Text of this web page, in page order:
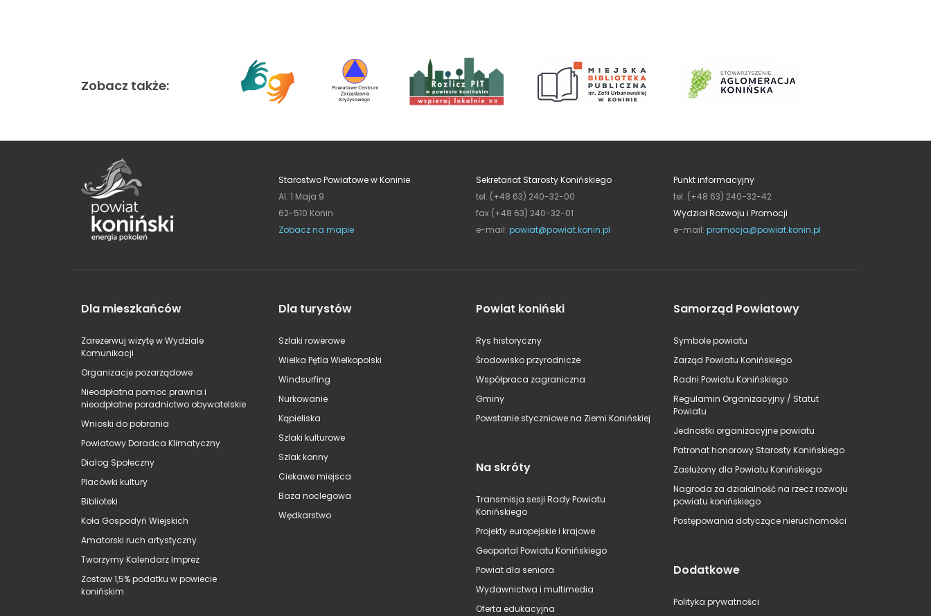
Zobacz także:
Starostwo Powiatowe w Koninie
Al. 1 Maja 9
62-510 Konin
Zobacz na mapie
Sekretariat Starosty Konińskiego
tel. (+48 63) 240-32-00
fax (+48 63) 240-32-01
e-mail: powiat@powiat.konin.pl
Punkt informacyjny
tel. (+48 63) 240-32-42
Wydział Rozwoju i Promocji
e-mail: promocja@powiat.konin.pl
Dla mieszkańców
Zarezerwuj wizytę w Wydziale
Komunikacji
Organizacje pozarządowe
Nieodpłatna pomoc prawna i
nieodpłatne poradnictwo obywatelskie
Wnioski do pobrania
Powiatowy Doradca Klimatyczny
Dialog Społeczny
Placówki kultury
Biblioteki
Koła Gospodyń Wiejskich
Amatorski ruch artystyczny
Tworzymy Kalendarz Imprez
Zostaw 1,5% podatku w powiecie
konińskim
Dla turystów
Szlaki rowerowe
Wielka Pętla Wielkopolski
Windsurfing
Nurkowanie
Kąpieliska
Szlaki kulturowe
Szlak konny
Ciekawe miejsca
Baza noclegowa
Wędkarstwo
Powiat koniński
Rys historyczny
Środowisko przyrodnicze
Współpraca zagraniczna
Gminy
Powstanie styczniowe na Ziemi Konińskiej
Na skróty
Transmisja sesji Rady Powiatu
Konińskiego
Projekty europejskie i krajowe
Geoportal Powiatu Konińskiego
Powiat dla seniora
Wydawnictwa i multimedia
Oferta edukacyjna
Samorząd Powiatowy
Symbole powiatu
Zarząd Powiatu Konińskiego
Radni Powiatu Konińskiego
Regulamin Organizacyjny / Statut
Powiatu
Jednostki organizacyjne powiatu
Patronat honorowy Starosty Konińskiego
Zasłużony dla Powiatu Konińskiego
Nagroda za działalność na rzecz rozwoju
powiatu konińskiego
Postępowania dotyczące nieruchomości
Dodatkowe
Polityka prywatności